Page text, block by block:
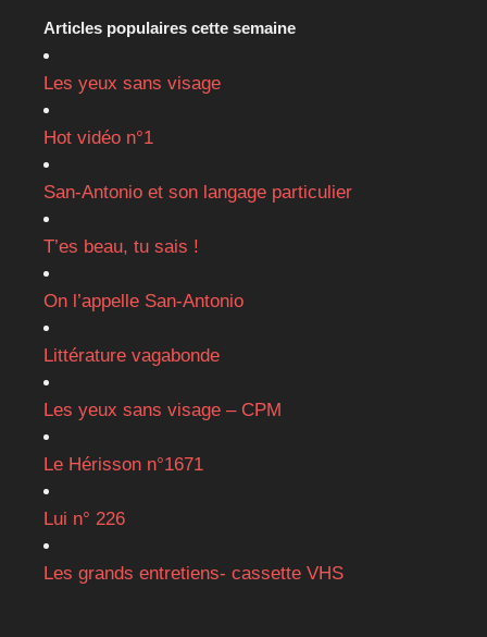
Articles populaires cette semaine
Les yeux sans visage
Hot vidéo n°1
San-Antonio et son langage particulier
T’es beau, tu sais !
On l’appelle San-Antonio
Littérature vagabonde
Les yeux sans visage – CPM
Le Hérisson n°1671
Lui n° 226
Les grands entretiens- cassette VHS